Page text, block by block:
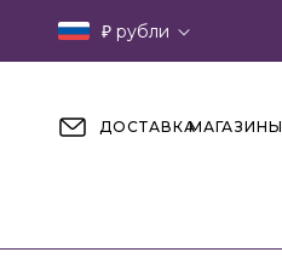
₽ рубли
ДОСТАВКАМАГАЗИНЫ